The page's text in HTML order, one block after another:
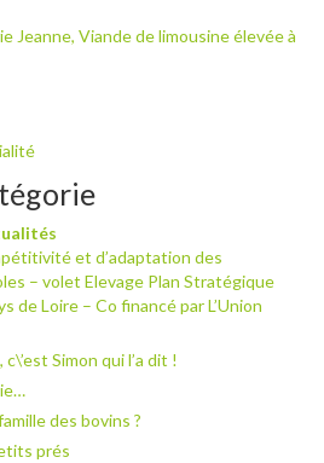
Jeanne, Viande de limousine élevée à
et d’adaptation des
– volet Elevage Plan Stratégique
de Loire – Co financé par L’Union
Simon qui l’a dit !
des bovins ?
prés